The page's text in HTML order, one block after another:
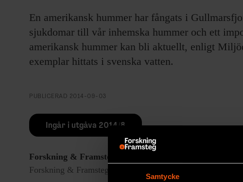
Samtycke
En amerikansk hummer har fångats i
sjukdomar till vår inhemska hummer och ett
amerikansk hummer kan bli aktuellt, enligt
exemplar hittats i svenska vatten.
PUBLICERAD 2014-09-03
Ingår i utgåva 2014/8
Forskning & Framsteg
Forskning & Framsteg har bevakat vetenskap sedan 1966